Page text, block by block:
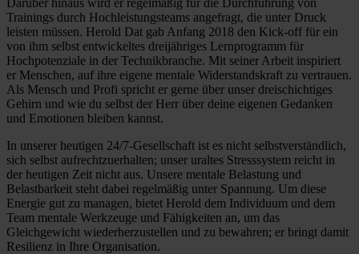
Trainings durch Hochleistungsteams angefragt, die unter Druck
leisten müssen. Herold Dat gab Anfang 2018 den Kick-off für ein
von ihm selbst entwickeltes dreijähriges Lernprogramm für
Hochpotenziale in der Technikbranche. Mit seiner Arbeit inspiriert
er Menschen, auf ihre eigene mentale Widerstandskraft zu vertrauen.
Als Mensch und Profi spricht er gerne über unser dreischichtiges
Gehirn und wie du selbst der Herr über deine eigenen Gedanken
und Emotionen bleiben kannst.
In unserer heutigen 24/7-Gesellschaft ist es nicht selbstverständlich,
sich selbst aufrechtzuerhalten; unser uraltes Stresssystem reicht in
der heutigen Zeit nicht aus. Unsere mentale Belastung und
Belastbarkeit steht dabei regelmäßig unter Spannung. Um diese
Energie gut zu managen, bietet Herold dem Individuum und dem
Team mentale Werkzeuge und Fähigkeiten an, um das
Gleichgewicht wiederherzustellen und zu bewahren; er bringt damit
Resilienz in Ihre Organisation.